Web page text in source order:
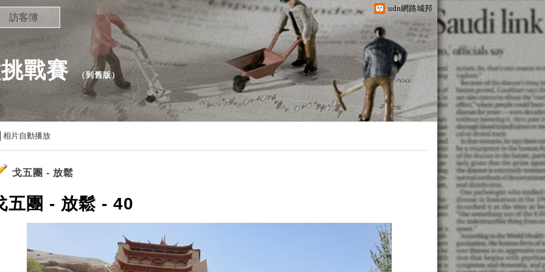
udn網路城邦
戰賽 （到舊版）
訪客簿
相片自動播放
戈五團 - 放鬆
五團 - 放鬆 - 40